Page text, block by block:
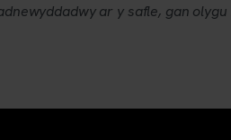
ar y safle, gan